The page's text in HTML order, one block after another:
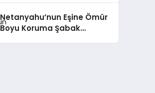
Netanyahu’nun Eşine Ömür
Boyu Koruma Şabak